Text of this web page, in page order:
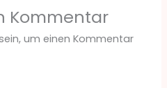
Kommentar
um einen Kommentar